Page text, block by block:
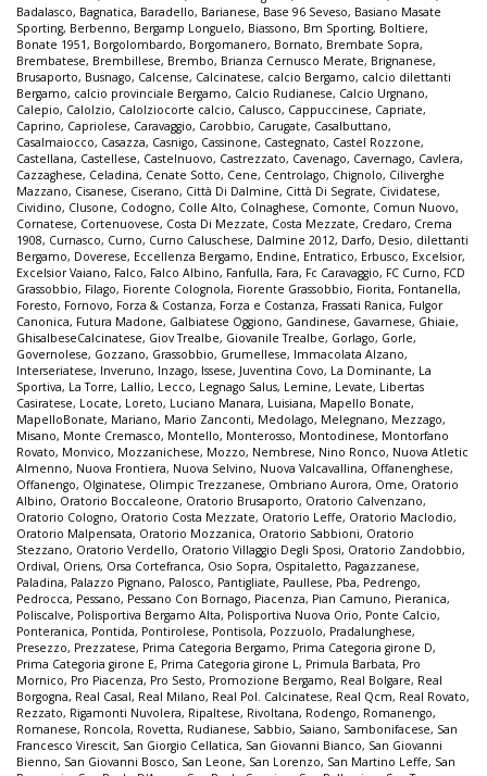
Badalasco, Bagnatica, Baradello, Barianese, Base 96 Seveso, Basiano Masate
Sporting, Berbenno, Bergamp Longuelo, Biassono, Bm Sporting, Boltiere,
Bonate 1951, Borgolombardo, Borgomanero, Bornato, Brembate Sopra,
Brembatese, Brembillese, Brembo, Brianza Cernusco Merate, Brignanese,
Brusaporto, Busnago, Calcense, Calcinatese, calcio Bergamo, calcio dilettanti
Bergamo, calcio provinciale Bergamo, Calcio Rudianese, Calcio Urgnano,
Calepio, Calolzio, Calolziocorte calcio, Calusco, Cappuccinese, Capriate,
Caprino, Capriolese, Caravaggio, Carobbio, Carugate, Casalbuttano,
Casalmaiocco, Casazza, Casnigo, Cassinone, Castegnato, Castel Rozzone,
Castellana, Castellese, Castelnuovo, Castrezzato, Cavenago, Cavernago, Cavlera,
Cazzaghese, Celadina, Cenate Sotto, Cene, Centrolago, Chignolo, Ciliverghe
Mazzano, Cisanese, Ciserano, Città Di Dalmine, Città Di Segrate, Cividatese,
Cividino, Clusone, Codogno, Colle Alto, Colnaghese, Comonte, Comun Nuovo,
Cornatese, Cortenuovese, Costa Di Mezzate, Costa Mezzate, Credaro, Crema
1908, Curnasco, Curno, Curno Caluschese, Dalmine 2012, Darfo, Desio, dilettanti
Bergamo, Doverese, Eccellenza Bergamo, Endine, Entratico, Erbusco, Excelsior,
Excelsior Vaiano, Falco, Falco Albino, Fanfulla, Fara, Fc Caravaggio, FC Curno, FCD
Grassobbio, Filago, Fiorente Colognola, Fiorente Grassobbio, Fiorita, Fontanella,
Foresto, Fornovo, Forza & Costanza, Forza e Costanza, Frassati Ranica, Fulgor
Canonica, Futura Madone, Galbiatese Oggiono, Gandinese, Gavarnese, Ghiaie,
GhisalbeseCalcinatese, Giov Trealbe, Giovanile Trealbe, Gorlago, Gorle,
Governolese, Gozzano, Grassobbio, Grumellese, Immacolata Alzano,
Interseriatese, Inveruno, Inzago, Issese, Juventina Covo, La Dominante, La
Sportiva, La Torre, Lallio, Lecco, Legnago Salus, Lemine, Levate, Libertas
Casiratese, Locate, Loreto, Luciano Manara, Luisiana, Mapello Bonate,
MapelloBonate, Mariano, Mario Zanconti, Medolago, Melegnano, Mezzago,
Misano, Monte Cremasco, Montello, Monterosso, Montodinese, Montorfano
Rovato, Monvico, Mozzanichese, Mozzo, Nembrese, Nino Ronco, Nuova Atletic
Almenno, Nuova Frontiera, Nuova Selvino, Nuova Valcavallina, Offanenghese,
Offanengo, Olginatese, Olimpic Trezzanese, Ombriano Aurora, Ome, Oratorio
Albino, Oratorio Boccaleone, Oratorio Brusaporto, Oratorio Calvenzano,
Oratorio Cologno, Oratorio Costa Mezzate, Oratorio Leffe, Oratorio Maclodio,
Oratorio Malpensata, Oratorio Mozzanica, Oratorio Sabbioni, Oratorio
Stezzano, Oratorio Verdello, Oratorio Villaggio Degli Sposi, Oratorio Zandobbio,
Ordival, Oriens, Orsa Cortefranca, Osio Sopra, Ospitaletto, Pagazzanese,
Paladina, Palazzo Pignano, Palosco, Pantigliate, Paullese, Pba, Pedrengo,
Pedrocca, Pessano, Pessano Con Bornago, Piacenza, Pian Camuno, Pieranica,
Poliscalve, Polisportiva Bergamo Alta, Polisportiva Nuova Orio, Ponte Calcio,
Ponteranica, Pontida, Pontirolese, Pontisola, Pozzuolo, Pradalunghese,
Presezzo, Prezzatese, Prima Categoria Bergamo, Prima Categoria girone D,
Prima Categoria girone E, Prima Categoria girone L , Primula Barbata, Pro
Mornico, Pro Piacenza, Pro Sesto, Promozione Bergamo, Real Bolgare, Real
Borgogna, Real Casal, Real Milano, Real Pol. Calcinatese, Real Qcm, Real Rovato,
Rezzato, Rigamonti Nuvolera, Ripaltese, Rivoltana, Rodengo, Romanengo,
Romanese, Roncola, Rovetta, Rudianese, Sabbio, Saiano, Sambonifacese, San
Francesco Virescit, San Giorgio Cellatica, San Giovanni Bianco, San Giovanni
Bienno, San Giovanni Bosco, San Leone, San Lorenzo, San Martino Leffe, San